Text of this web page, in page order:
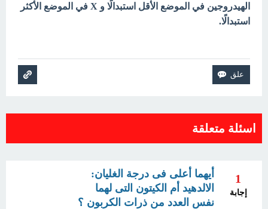
الهيدروجين في الموضع الأقل استبدالًا و X في الموضع الأكثر
استبدالًا.
اسئلة متعلقة
1
إجابة
أيهما أعلى فى درجة الغليان:
الالدهيد أم الكيتون التى لهما
نفس العدد من ذرات الكربون ؟